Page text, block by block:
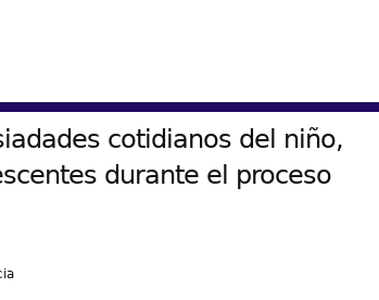
cotidianos del niño,
durante el proceso